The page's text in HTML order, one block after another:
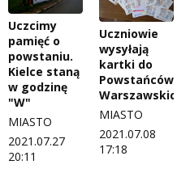
Uczcimy
pamięć o
powstaniu.
Kielce staną
w godzinę
"W"
MIASTO
2021.07.27
20:11
Uczniowie
wysyłają
kartki do
Powstańców
Warszawskich
MIASTO
2021.07.08
17:18